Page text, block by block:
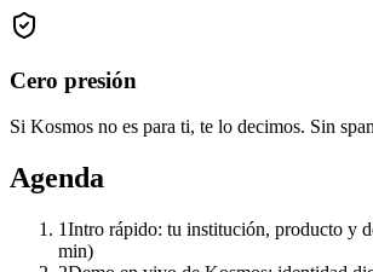
Cero presión
Si Kosmos no es para ti, te lo decimos. Sin
Agenda
1Intro rápido: tu institución, producto y
min)